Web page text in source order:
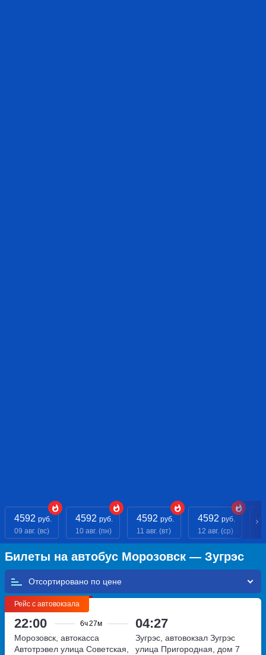
4592 руб.
09 авг. (вс)
4592 руб.
10 авг. (пн)
4592 руб.
11 авг. (вт)
4592 руб.
12 авг. (ср)
Билеты на автобус Морозовск — Зугрэс
Отсортировано по
Рейс с автовокзала
22:00 6ч27м 04:27
Морозовск, автокасса
Автотрэвел улица Советская,
Зугрэс, автовокзал Зугрэс
улица Пригородная, дом 7